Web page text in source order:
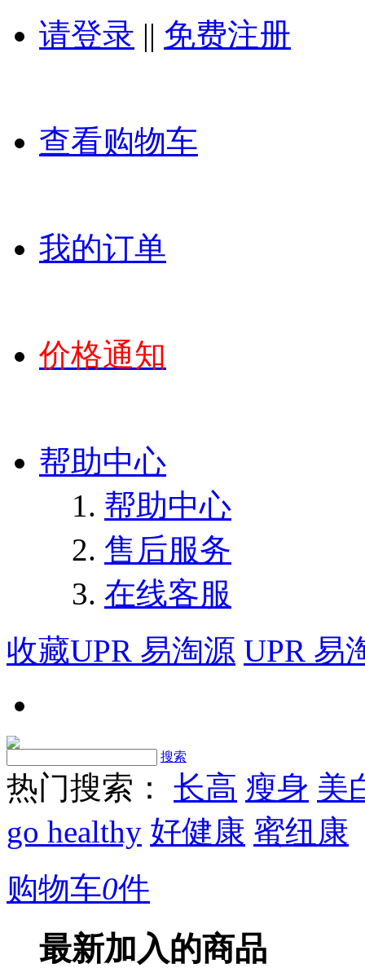
请登录 || 免费注册
查看购物车
我的订单
价格通知
帮助中心
帮助中心
售后服务
在线客服
收藏UPR 易淘源 UPR 易
搜索
热门搜索： 长高 瘦身 美
go healthy 好健康 蜜纽康
购物车0件
最新加入的商品